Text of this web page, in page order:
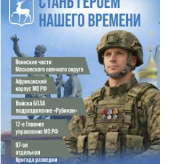
Волонтеры обнаружили заброшенный
дом, в котором живет около 20 собак и
щенков
18:02
В Нижегородской области наградили
более 40 организаций к Дню строителя
17:57
Садыр Жапаров и Глеб Никитин провели
рабочую встречу в Киргизии
17:38